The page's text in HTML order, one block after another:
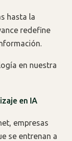
hasta la
redefine
en nuestra
en IA
empresas
se entrenan a